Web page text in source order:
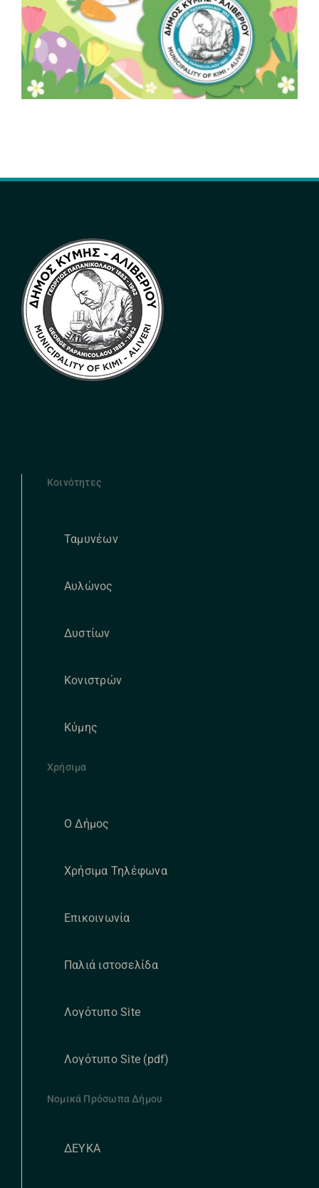
Κοινότητες
Ταμυνέων
Αυλώνος
Δυστίων
Κονιστρών
Κύμης
Χρήσιμα
Ο Δήμος
Χρήσιμα Τηλέφωνα
Επικοινωνία
Παλιά ιστοσελίδα
Λογότυπο Site
Λογότυπο Site (pdf)
Νομικά Πρόσωπα Δήμου
ΔΕΥΚΑ